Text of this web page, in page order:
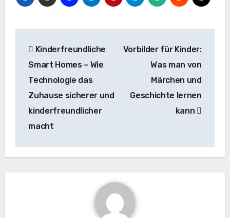
Kinderfreundliche
Smart Homes – Wie
Technologie das
Zuhause sicherer und
kinderfreundlicher
macht
Vorbilder für Kinder:
Was man von
Märchen und
Geschichte lernen
kann